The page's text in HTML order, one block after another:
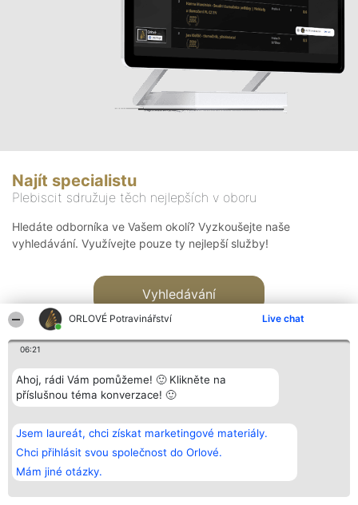
ORLOVÉ Potravinářství Live chat
06:21
Ahoj, rádi Vám pomůžeme! 🙂 Klikněte na
příslušnou téma konverzace! 🙂
Jsem laureát, chci získat marketingové materiály.
Chci přihlásit svou společnost do Orlové.
Mám jiné otázky.
Najít specialistu
Plebiscit sdružuje těch nejlepších v oboru
Hledáte odborníka ve Vašem okolí? Vyzkoušejte naše
vyhledávání. Využívejte pouze ty nejlepší služby!
Vyhledávání
Bright Side Solutions sp. z o.
o. sp. k.
ul. Ruska 22
Wrocław 50-079
KRS 0000749100 | Regon
381313360 | NIP 8943132676
Vítězové
Seznam všech
laureátů
Zásady
Zásady
Kontakt